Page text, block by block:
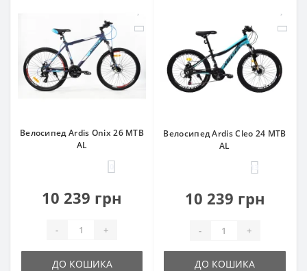
Велосипед Ardis Onix 26 MTB
AL
10 239 грн
- +
ДО КОШИКА
Велосипед Ardis Cleo 24 MTB
AL
13
10 239 грн
- +
ДО КОШИКА